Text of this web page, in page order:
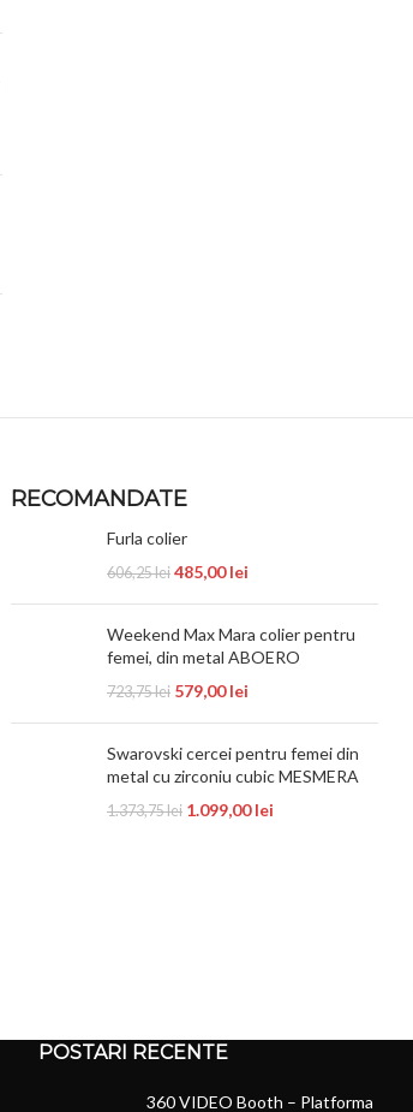
RECOMANDATE
Furla colier
606,25lei 485,00lei
Weekend Max Mara colier pentru
femei, din metal ABOERO
723,75lei 579,00lei
Swarovski cercei pentru femei din
metal cu zirconiu cubic MESMERA
1.373,75lei 1.099,00lei
POSTARI RECENTE
360 VIDEO Booth – Platforma